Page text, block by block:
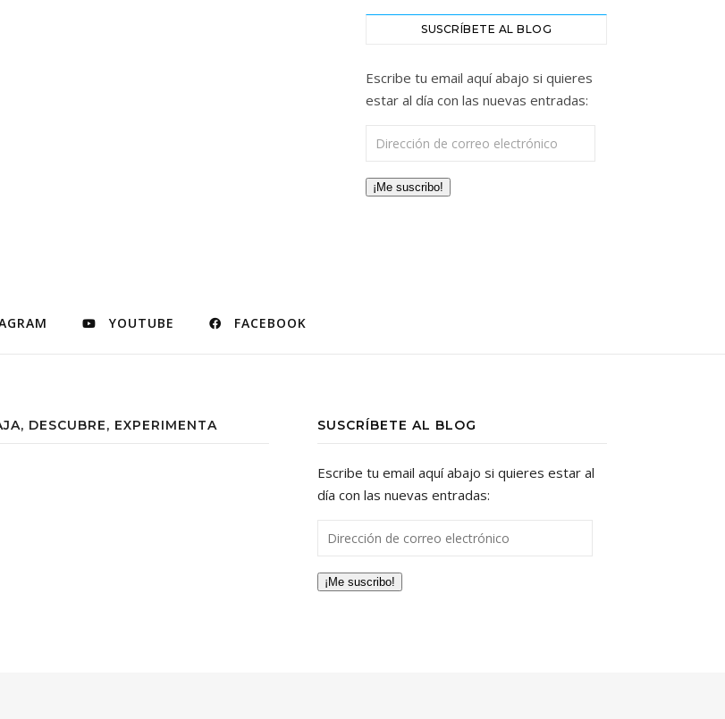
SUSCRÍBETE AL BLOG
Escribe tu email aquí abajo si quieres
estar al día con las nuevas entradas:
Dirección de correo electrónico
¡Me suscribo!
YOUTUBE FACEBOOK
DESCUBRE, EXPERIMENTA SUSCRÍBETE AL BLOG
Escribe tu email aquí abajo si quieres estar al
día con las nuevas entradas:
Dirección de correo electrónico
¡Me suscribo!